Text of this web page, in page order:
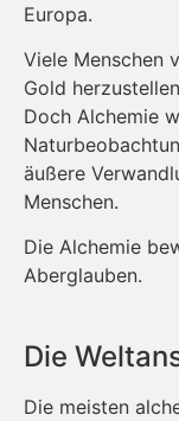
Europa.
Viele Menschen
Gold
Doch Alchemie
äußere
Menschen.
Die Alchemie
Aberglauben.
Die
Die meisten